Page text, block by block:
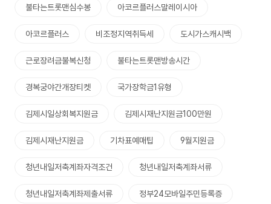
불타는트롯맨심수봉 아코르플러스말레이시아
아코르플러스 비조정지역취득세 도시가스캐시백
근로장려금불복신청 불타는트롯맨방송시간
경복궁야간개장티켓 국가장학금1유형
김제시일상회복지원금 김제시재난지원금100만원
김제시재난지원금 기차표예매팁 9월지원금
청년내일저축계좌자격조건 청년내일저축계좌서류
청년내일저축계좌제출서류 정부24모바일주민등록증